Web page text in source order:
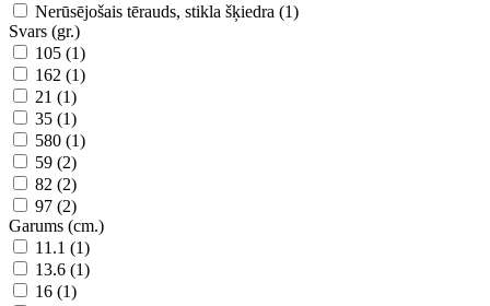
Nerūsējošais tērauds, stikla šķiedra (1)
Svars (gr.)
105 (1)
162 (1)
21 (1)
35 (1)
580 (1)
59 (2)
82 (2)
97 (2)
Garums (cm.)
11.1 (1)
13.6 (1)
16 (1)